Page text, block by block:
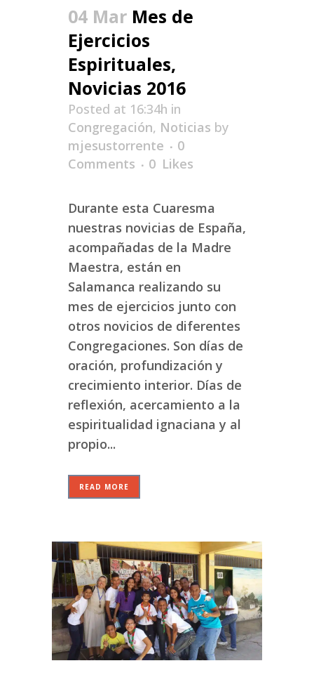
04 Mar Mes de
Ejercicios
Espirituales,
Novicias 2016
Posted at 16:34h in
Congregación, Noticias by
mjesustorrente
0
Comments
0 Likes
Durante esta Cuaresma
nuestras novicias de España,
acompañadas de la Madre
Maestra, están en
Salamanca realizando su
mes de ejercicios junto con
otros novicios de diferentes
Congregaciones. Son días de
oración, profundización y
crecimiento interior. Días de
reflexión, acercamiento a la
espiritualidad ignaciana y al
propio...
READ MORE